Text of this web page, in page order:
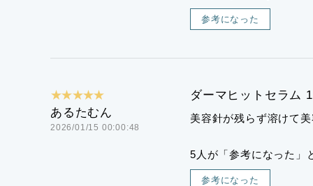
参考になった
★★★★★
あるたむん
2026/01/15 00:00:48
ダーマヒットセラム
美容針が残らず溶けて
5人が「参考になった」
参考になった